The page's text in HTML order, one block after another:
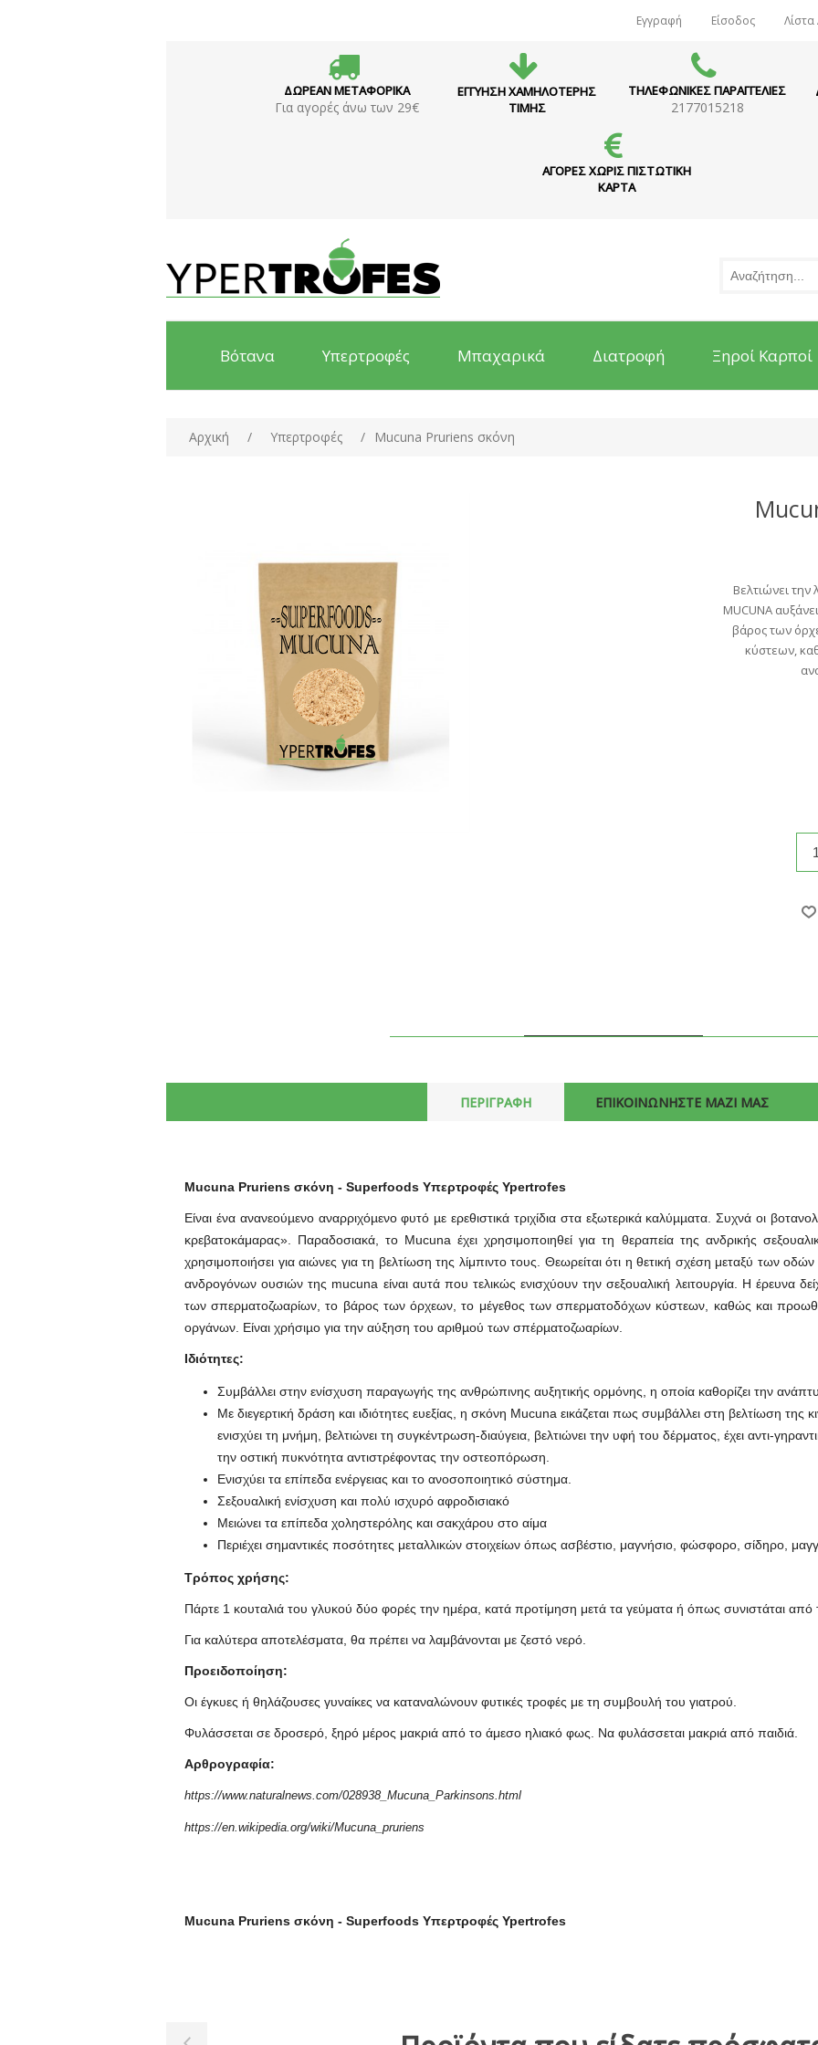
Εγγραφή Είσοδος
ΔΩΡΕΑΝ ΜΕΤΑΦΟΡΙΚΑ
Για αγορές άνω των 29€
ΕΓΓΥΗΣΗ ΧΑΜΗΛΟΤΕΡΗΣ
ΤΙΜΗΣ
ΤΗΛΕΦΩΝΙΚΕΣ ΠΑΡΑΓΓΕΛΙΕΣ
2177015218
ΑΓΟΡΕΣ ΧΩΡΙΣ ΠΙΣΤΩΤΙΚΗ
ΚΑΡΤΑ
Βότανα Υπερτροφές Μπαχαρικά Διατροφή Ξηροί Καρποί
Αρχική / Υπερτροφές / Mucuna Pruriens σκόνη
Βελτιώνει την
MUCUNA
βάρος των
κύστεων,
ΠΕΡΙΓΡΑΦΗ ΕΠΙΚΟΙΝΩΝΗΣΤΕ ΜΑΖΙ ΜΑΣ
Mucuna Pruriens σκόνη - Superfoods Υπερτροφές Ypertrofes
Είναι ένα ανανεούµενο αναρριχόµενο φυτό µε ερεθιστικά τριχίδια στα εξωτερικά καλύµµατα. Συχνά οι
κρεβατοκάμαρας». Παραδοσιακά, το Mucuna έχει χρησιμοποιηθεί για τη θεραπεία της ανδρικής
χρησιμοποιήσει για αιώνες για τη βελτίωση της λίμπιντο τους. Θεωρείται ότι η θετική σχέση μεταξύ των
ανδρογόνων ουσιών της mucuna είναι αυτά που τελικώς ενισχύουν την σεξουαλική λειτουργία. Η έρευνα
των σπερματοζωαρίων, το βάρος των όρχεων, το μέγεθος των σπερματοδόχων κύστεων, καθώς και
οργάνων. Είναι χρήσιµο για την αύξηση του αριθµού των σπέρµατοζωαρίων.
Ιδιότητες:
Συμβάλλει στην ενίσχυση παραγωγής της ανθρώπινης αυξητικής ορμόνης, η οποία καθορίζει την
Με διεγερτική δράση και ιδιότητες ευεξίας, η σκόνη Mucuna εικάζεται πως συμβάλλει στη βελτίωση της
ενισχύει τη μνήμη, βελτιώνει τη συγκέντρωση-διαύγεια, βελτιώνει την υφή του δέρματος, έχει αντι-
την οστική πυκνότητα αντιστρέφοντας την οστεοπόρωση.
Ενισχύει τα επίπεδα ενέργειας και το ανοσοποιητικό σύστημα.
Σεξουαλική ενίσχυση και πολύ ισχυρό αφροδισιακό
Μειώνει τα επίπεδα χοληστερόλης και σακχάρου στο αίμα
Περιέχει σημαντικές ποσότητες μεταλλικών στοιχείων όπως ασβέστιο, μαγνήσιο, φώσφορο, σίδηρο,
Τρόπος χρήσης:
Πάρτε 1 κουταλιά του γλυκού δύο φορές την ημέρα, κατά προτίμηση μετά τα γεύματα ή όπως συνιστάται από
Για καλύτερα αποτελέσματα, θα πρέπει να λαμβάνονται με ζεστό νερό.
Προειδοποίηση:
Οι έγκυες ή θηλάζουσες γυναίκες να καταναλώνουν φυτικές τροφές με τη συμβουλή του γιατρού.
Φυλάσσεται σε δροσερό, ξηρό μέρος μακριά από το άμεσο ηλιακό φως. Να φυλάσσεται μακριά από παιδιά.
Αρθρογραφία:
https://www.naturalnews.com/028938_Mucuna_Parkinsons.html
https://en.wikipedia.org/wiki/Mucuna_pruriens
Mucuna Pruriens σκόνη - Superfoods Υπερτροφές Ypertrofes